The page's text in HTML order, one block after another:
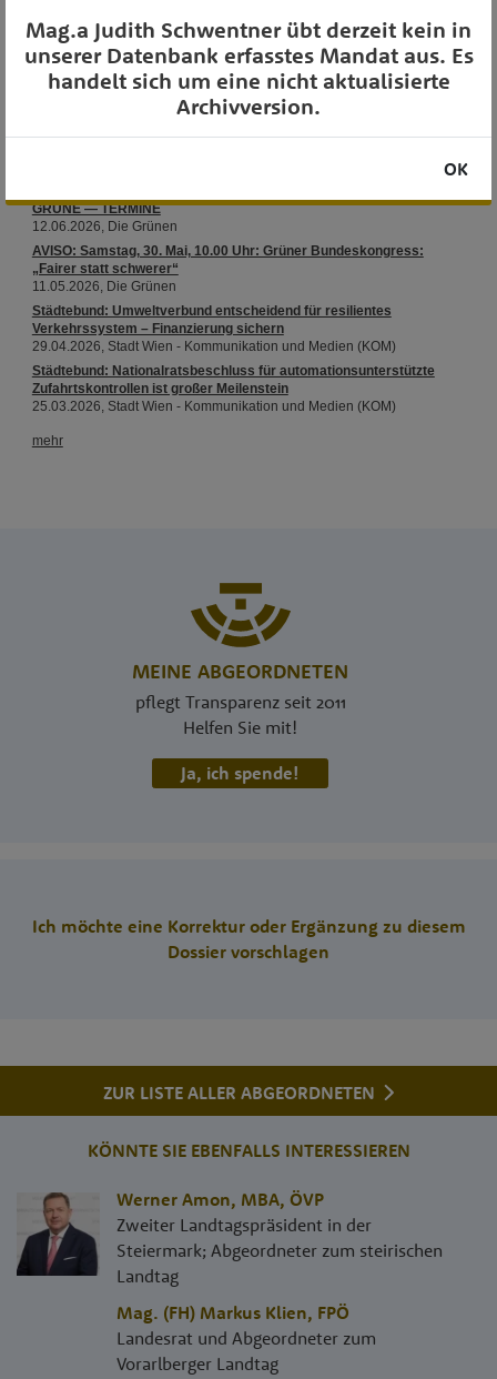
MEINE ABGEORDNETEN
pflegt Transparenz seit 2011
Helfen Sie mit!
Ja, ich spende!
Ich möchte eine Korrektur oder Ergänzung zu diesem
Dossier vorschlagen
OTS-AUSSENDUNGEN
ZUR LISTE ALLER ABGEORDNETEN
KÖNNTE SIE EBENFALLS INTERESSIEREN
Werner Amon, MBA, ÖVP
Zweiter Landtagspräsident in der
Steiermark; Abgeordneter zum steirischen
Landtag
Mag. (FH) Markus Klien, FPÖ
Landesrat und Abgeordneter zum
Vorarlberger Landtag
Mag.a Judith Schwentner übt derzeit kein in
unserer Datenbank erfasstes Mandat aus. Es
handelt sich um eine nicht aktualisierte
Archivversion.
OK